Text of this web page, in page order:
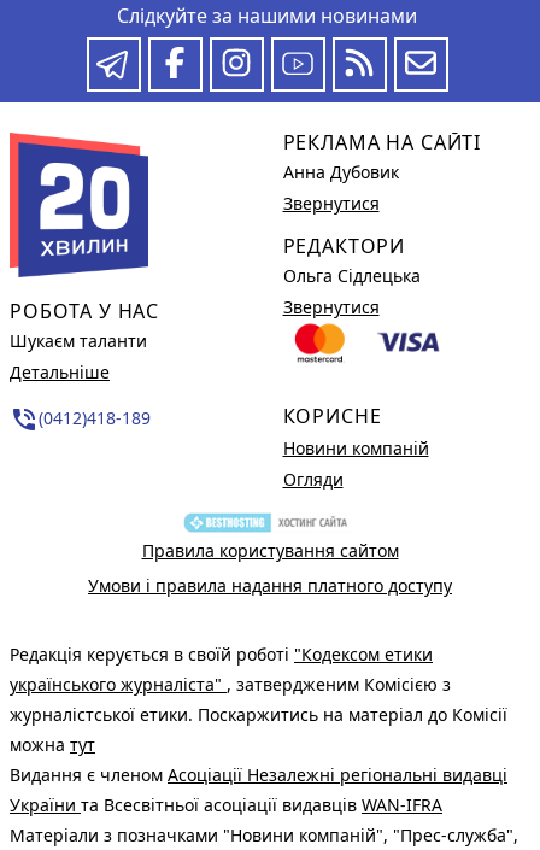
Слідкуйте за нашими новинами
РОБОТА У НАС
Шукаєм таланти
Детальніше
phone_in_talk(0412)418-189
РЕКЛАМА НА САЙТІ
Анна Дубовик
Звернутися
РЕДАКТОРИ
Ольга Сідлецька
Звернутися
КОРИСНЕ
Новини компаній
Огляди
Правила користування сайтом
Умови і правила надання платного доступу
Редакція керується в своїй роботі "Кодексом етики
українського журналіста" , затвердженим Комісією з
журналістської етики. Поскаржитись на матеріал до Комісії
можна тут
Видання є членом Асоціації Незалежні регіональні видавці
України та Всесвітньої асоціації видавців WAN-IFRA
Матеріали з позначками "Новини компаній", "Прес-служба",